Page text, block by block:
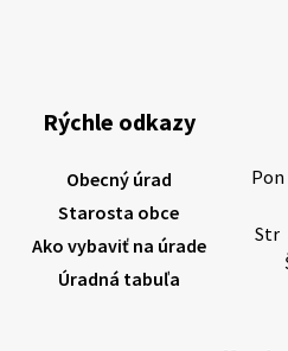
výdatnosti vodárenských
Západoslovenská
6. augusta 2026 08:12
5. augusta 2026 13:10
Rýchle odkazy
Obecný úrad
Starosta obce
Ako vybaviť na úrade
Úradná tabuľa
Pon
Str